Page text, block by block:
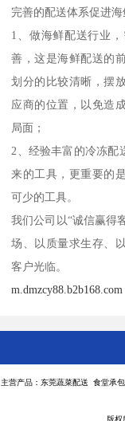
完善的配送体系促进海
1、做海鲜配送行业
善，这是海鲜配送的
划分的比较清晰，摆
应商的位置，以免造
局面；
2、经验丰富的冷冻配
来的工具，更重要的
可少的工具。
我们公司以“诚信赢得
场、以质量求生存、
客户光临。
m.dmzcy88.b2b168.com
主营产品：东莞蔬菜配送 食堂承
版权